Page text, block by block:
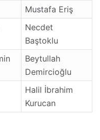
Mustafa Eriş
Necdet
Baştoklu
Beytullah
Demircioğlu
Halil İbrahim
Kurucan